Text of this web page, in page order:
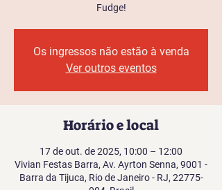
Fudge!
Os ingressos não estão à venda
Ver outros eventos
Horário e local
17 de out. de 2025, 10:00 – 12:00
Vivian Festas Barra, Av. Ayrton Senna, 9001 -
Barra da Tijuca, Rio de Janeiro - RJ, 22775-